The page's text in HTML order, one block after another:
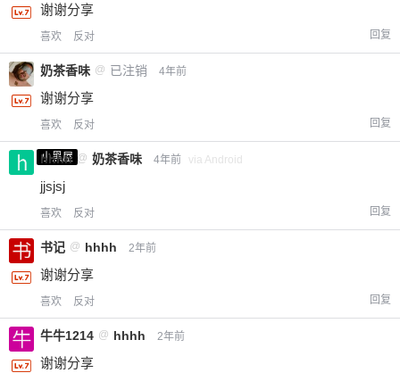
谢谢分享
喜欢 反对 回复
奶茶香味 @ 已注销 4年前
谢谢分享
喜欢 反对 回复
小黑屋
hhhh @ 奶茶香味 4年前 via Android
jjsjsj
喜欢 反对 回复
书记 @ hhhh 2年前
谢谢分享
喜欢 反对 回复
牛牛1214 @ hhhh 2年前
谢谢分享